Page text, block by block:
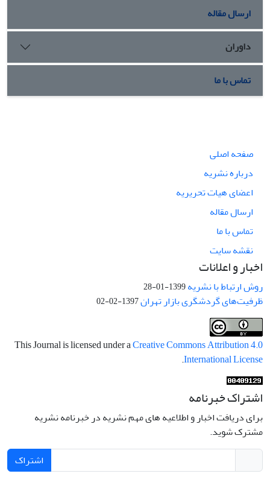
ارسال مقاله
داوران
تماس با ما
صفحه اصلی
درباره نشریه
اعضای هیات تحریریه
ارسال مقاله
تماس با ما
نقشه سایت
اخبار و اعلانات
روش ارتباط با نشریه1399-01-28
ظرفیت‌های گردشگری بازار تهران1397-02-02
This Journal is licensed under aCreative Commons Attribution 4.0
International License
.
اشتراک خبرنامه
برای دریافت اخبار و اطلاعیه های مهم نشریه در خبرنامه نشریه
مشترک شوید.
اشتراک